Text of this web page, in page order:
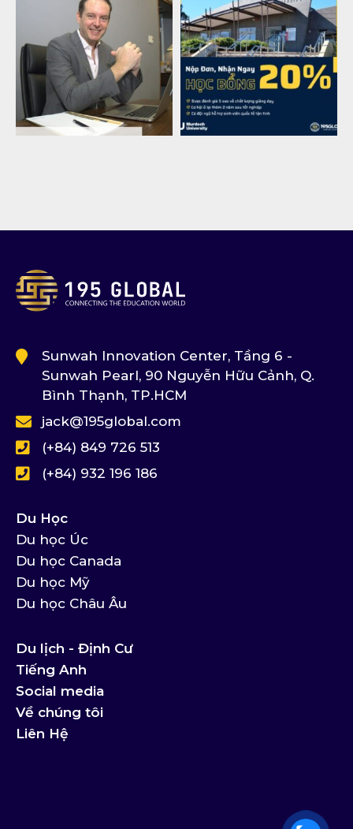
Sunwah Innovation Center, Tầng 6 -
Sunwah Pearl, 90 Nguyễn Hữu Cảnh, Q.
Bình Thạnh, TP.HCM
jack@195global.com
(+84) 849 726 513
(+84) 932 196 186
Du Học
Du học Úc
Du học Canada
Du học Mỹ
Du học Châu Âu
Du lịch - Định Cư
Tiếng Anh
Social media
Về chúng tôi
Liên Hệ